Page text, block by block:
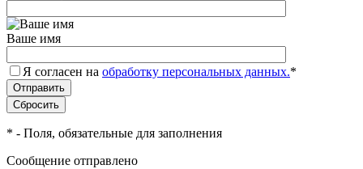
Ваше имя
Я согласен на обработку персональных данных.*
* - Поля, обязательные для заполнения
Сообщение отправлено